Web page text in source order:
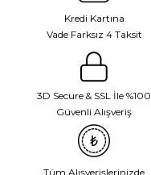
Kredi Kartına
Vade Farksız 4 Taksit
3D Secure & SSL İle %100
Güvenli Alışveriş
Tüm Alışverişlerinizde